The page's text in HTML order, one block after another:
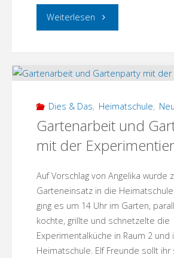
Weiterlesen "Lesung
Sabine
verlegt
die
Regionalwerkstatt
am
Dies & Das, Heimatschule,
Gartenarbeit und
mit der
Auf Vorschlag von Angelika wurde
Garteneinsatz in die
ging es um 14 Uhr im Garten,
kochte, grillte und schnetzelte die
Experimentalküche in Raum 2 und
Heimatschule. Elf Freunde sollt